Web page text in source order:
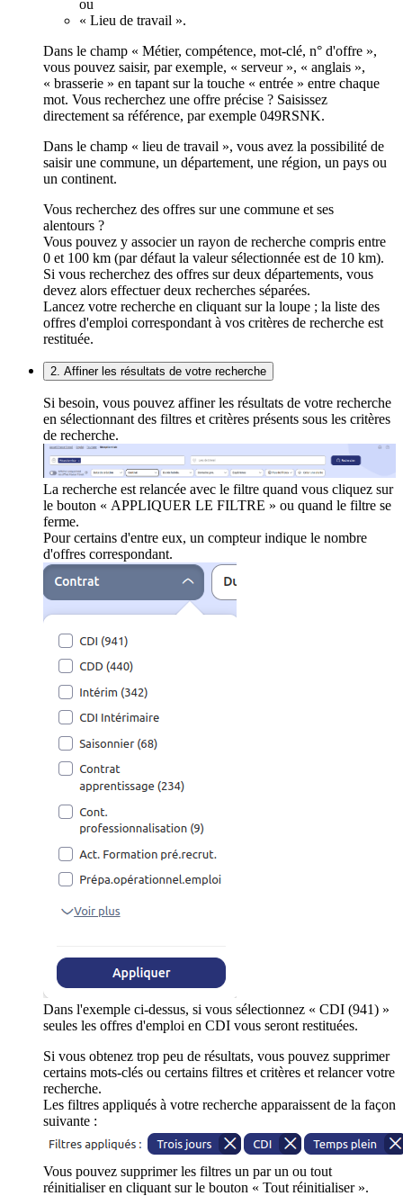
ou
« Lieu de travail ».
Dans le champ « Métier, compétence, mot-clé, n° d'offre »,
vous pouvez saisir, par exemple, « serveur », « anglais »,
« brasserie » en tapant sur la touche « entrée » entre chaque
mot. Vous recherchez une offre précise ? Saisissez
directement sa référence, par exemple 049RSNK.
Dans le champ « lieu de travail », vous avez la possibilité de
saisir une commune, un département, une région, un pays ou
un continent.
Vous recherchez des offres sur une commune et ses
alentours ?
Vous pouvez y associer un rayon de recherche compris entre
0 et 100 km (par défaut la valeur sélectionnée est de 10 km).
Si vous recherchez des offres sur deux départements, vous
devez alors effectuer deux recherches séparées.
Lancez votre recherche en cliquant sur la loupe ; la liste des
offres d'emploi correspondant à vos critères de recherche est
restituée.
2. Affiner les résultats de votre recherche
Si besoin, vous pouvez affiner les résultats de votre recherche
en sélectionnant des filtres et critères présents sous les critères
de recherche.
La recherche est relancée avec le filtre quand vous cliquez sur
le bouton « APPLIQUER LE FILTRE » ou quand le filtre se
ferme.
Pour certains d'entre eux, un compteur indique le nombre
d'offres correspondant.
Dans l'exemple ci-dessus, si vous sélectionnez « CDI (941) »
seules les offres d'emploi en CDI vous seront restituées.
Si vous obtenez trop peu de résultats, vous pouvez supprimer
certains mots-clés ou certains filtres et critères et relancer votre
recherche.
Les filtres appliqués à votre recherche apparaissent de la façon
suivante :
Vous pouvez supprimer les filtres un par un ou tout
réinitialiser en cliquant sur le bouton « Tout réinitialiser ».